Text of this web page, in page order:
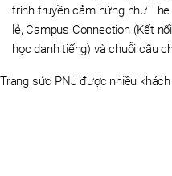
trình truyền cảm hứng như
lẻ, Campus Connection (Kết
học danh tiếng) và chuỗi câu
Trang sức PNJ được nhiều